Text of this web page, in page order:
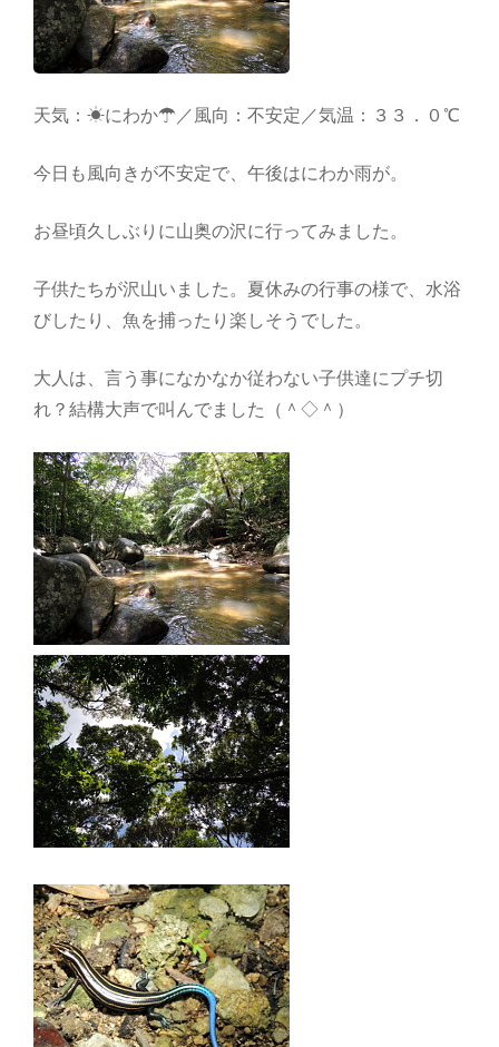
天気：☀にわか☂／風向：不安定／気温：３３．０℃
今日も風向きが不安定で、午後はにわか雨が。
お昼頃久しぶりに山奥の沢に行ってみました。
子供たちが沢山いました。夏休みの行事の様で、水浴
びしたり、魚を捕ったり楽しそうでした。
大人は、言う事になかなか従わない子供達にプチ切
れ？結構大声で叫んでました（＾◇＾）